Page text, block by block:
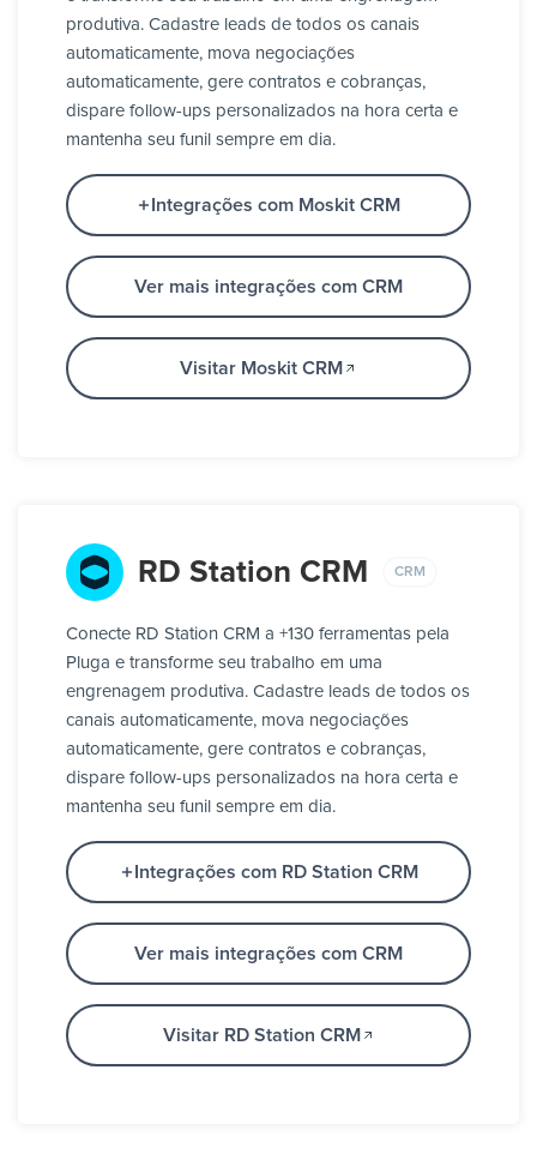
produtiva. Cadastre leads de todos os canais
automaticamente, mova negociações
automaticamente, gere contratos e cobranças,
dispare follow-ups personalizados na hora certa e
mantenha seu funil sempre em dia.
Integrações com Moskit CRM
Ver mais integrações com CRM
Visitar Moskit CRM
RD Station CRM CRM
Conecte RD Station CRM a +130 ferramentas pela
Pluga e transforme seu trabalho em uma
engrenagem produtiva. Cadastre leads de todos os
canais automaticamente, mova negociações
automaticamente, gere contratos e cobranças,
dispare follow-ups personalizados na hora certa e
mantenha seu funil sempre em dia.
Integrações com RD Station CRM
Ver mais integrações com CRM
Visitar RD Station CRM